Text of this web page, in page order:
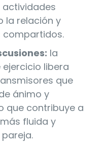
actividades
la relación y
compartidos.
la
libera
que
ánimo y
que contribuye a
fluida y